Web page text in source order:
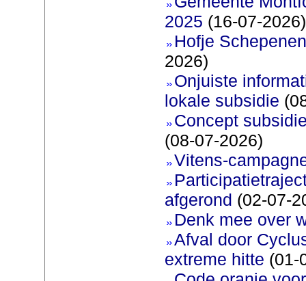
2025 (16-07-2026)
Hofje
2026)
Onjuiste
lokale subsidie
Concept
(08-07-2026)
Vitens-
afgerond (02-07-
Denk mee over
Afval door
extreme hitte (01-